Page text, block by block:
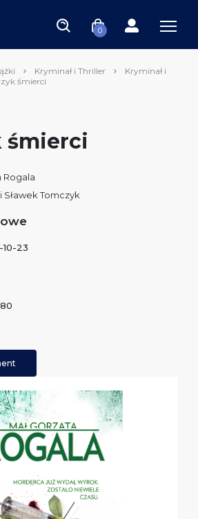
0
Kryminał i Thriller
Kryminał i
śmierci
śmierci
Rogala
Sławek Tomczyk
10-23